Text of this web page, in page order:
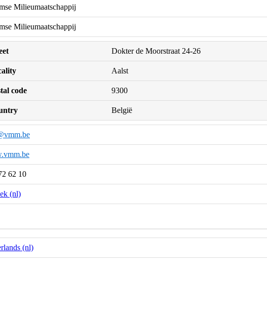
Milieumaatschappij
Milieumaatschappij
Dokter de Moorstraat 24-26
Aalst
code 9300
België
62 10
(nl)
(nl)